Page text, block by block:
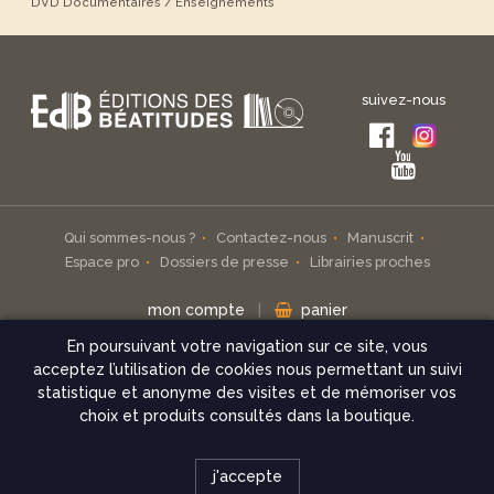
suivez-nous
Qui sommes-nous ? Contactez-nous
Manuscrit
Espace pro
Dossiers de presse Librairies proches
mon compte panier
Inscrivez-vous à notre infolettre
check
Conditions de vente
En poursuivant votre navigation sur ce site, vous
acceptez l’utilisation de cookies nous permettant un suivi
statistique et anonyme des visites et de mémoriser vos
choix et produits consultés dans la boutique.
j'accepte